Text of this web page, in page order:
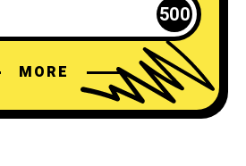
500
MORE